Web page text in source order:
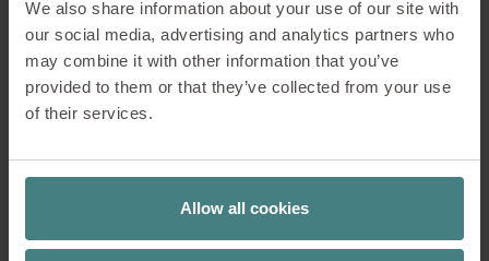
We also share information about your use of our site with
our social media, advertising and analytics partners who
may combine it with other information that you’ve
provided to them or that they’ve collected from your use
of their services.
Allow all cookies
Ein wichtiger Bestandteil der
Ausbildung bei Sedus ist die
Zusammenarbeit zwischen
verschiedenen Abteilungen.
Logistik entscheidend ist: „Der Versand
zum Kunden geht. Deshalb ist es wichtig,